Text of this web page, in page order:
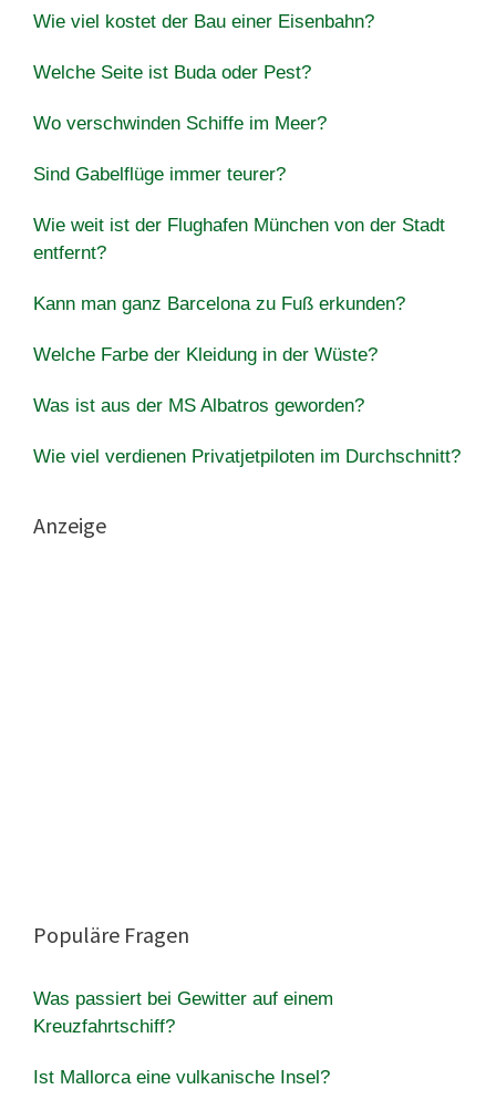
Wie viel kostet der Bau einer Eisenbahn?
Welche Seite ist Buda oder Pest?
Wo verschwinden Schiffe im Meer?
Sind Gabelflüge immer teurer?
Wie weit ist der Flughafen München von der Stadt
entfernt?
Kann man ganz Barcelona zu Fuß erkunden?
Welche Farbe der Kleidung in der Wüste?
Was ist aus der MS Albatros geworden?
Wie viel verdienen Privatjetpiloten im Durchschnitt?
Anzeige
Populäre Fragen
Was passiert bei Gewitter auf einem
Kreuzfahrtschiff?
Ist Mallorca eine vulkanische Insel?